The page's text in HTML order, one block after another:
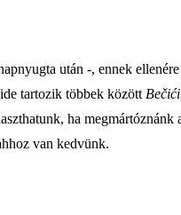
után -, ennek
tartozik többek között
ha
van kedvünk.